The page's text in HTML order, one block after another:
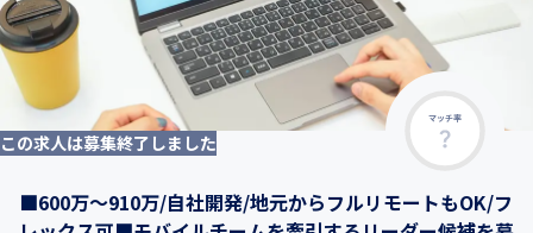
マッチ率
この求人は募集終了しました
■600万～910万/自社開発/地元からフルリモートもOK/フ